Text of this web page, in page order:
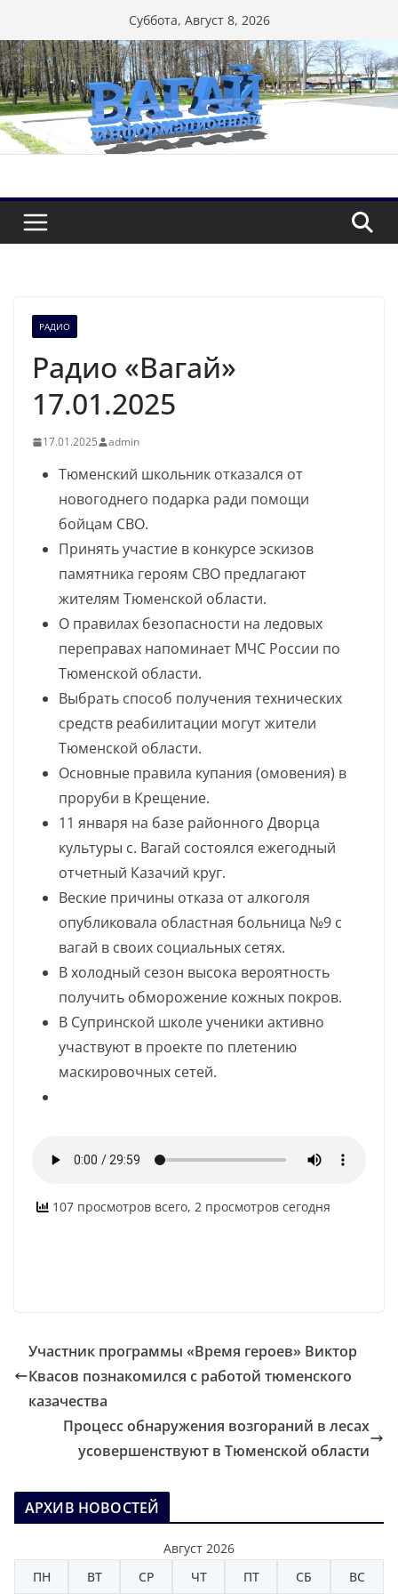
к
содержимому
Суббота, Август 8, 2026
РАДИО
Радио «Вагай»
17.01.2025
17.01.2025 admin
Тюменский школьник отказался от
новогоднего подарка ради помощи
бойцам СВО.
Принять участие в конкурсе эскизов
памятника героям СВО предлагают
жителям Тюменской области.
О правилах безопасности на ледовых
переправах напоминает МЧС России по
Тюменской области.
Выбрать способ получения технических
средств реабилитации могут жители
Тюменской области.
Основные правила купания (омовения) в
проруби в Крещение.
11 января на базе районного Дворца
культуры с. Вагай состоялся ежегодный
отчетный Казачий круг.
Веские причины отказа от алкоголя
опубликовала областная больница №9 с
вагай в своих социальных сетях.
В холодный сезон высока вероятность
получить обморожение кожных покров.
В Супринской школе ученики активно
участвуют в проекте по плетению
маскировочных сетей.
107 просмотров всего, 2 просмотров сегодня
Участник программы «Время героев» Виктор
Квасов познакомился с работой тюменского
казачества
Процесс обнаружения возгораний в лесах
усовершенствуют в Тюменской области
АРХИВ НОВОСТЕЙ
Август 2026
ПН
ВТ СР ЧТ ПТ СБ ВС